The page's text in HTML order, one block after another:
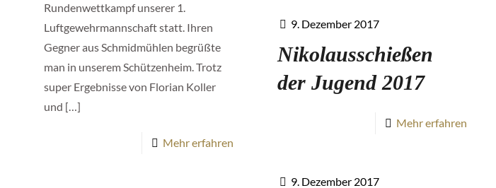
Rundenwettkampf unserer 1.
Luftgewehrmannschaft statt. Ihren
Gegner aus Schmidmühlen begrüßte
man in unserem Schützenheim. Trotz
super Ergebnisse von Florian Koller
und […]
Mehr erfahren
9. Dezember 2017
Nikolausschießen
der Jugend 2017
Mehr erfahren
9. Dezember 2017